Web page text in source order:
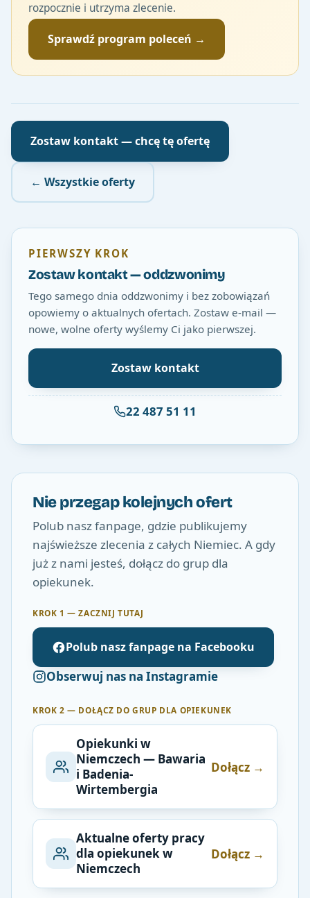
rozpocznie i utrzyma zlecenie.
Sprawdź program poleceń →
Zostaw kontakt — chcę tę ofertę
← Wszystkie oferty
PIERWSZY KROK
Zostaw kontakt — oddzwonimy
Tego samego dnia oddzwonimy i bez zobowiązań
opowiemy o aktualnych ofertach. Zostaw e-mail —
nowe, wolne oferty wyślemy Ci jako pierwszej.
Zostaw kontakt
22 487 51 11
Nie przegap kolejnych ofert
Polub nasz fanpage, gdzie publikujemy
najświeższe zlecenia z całych Niemiec. A gdy
już z nami jesteś, dołącz do grup dla
opiekunek.
KROK 1 — ZACZNIJ TUTAJ
Polub nasz fanpage na Facebooku
Obserwuj nas na Instagramie
KROK 2 — DOŁĄCZ DO GRUP DLA OPIEKUNEK
Opiekunki w
Niemczech — Bawaria
i Badenia-
Wirtembergia
Dołącz →
Aktualne oferty pracy
dla opiekunek w
Niemczech
Dołącz →